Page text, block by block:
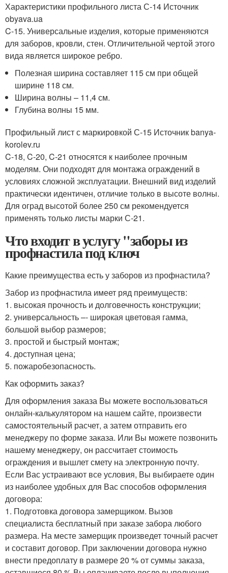
Характеристики профильного листа С-14 Источник
obyava.ua
C-15. Универсальные изделия, которые применяются
для заборов, кровли, стен. Отличительной чертой этого
вида является широкое ребро.
Полезная ширина составляет 115 см при общей
ширине 118 см.
Ширина волны – 11,4 см.
Глубина волны 15 мм.
Профильный лист с маркировкой С-15 Источник banya-
korolev.ru
C-18, C-20, C-21 относятся к наиболее прочным
моделям. Они подходят для монтажа ограждений в
условиях сложной эксплуатации. Внешний вид изделий
практически идентичен, отличие только в высоте волны.
Для оград высотой более 250 см рекомендуется
применять только листы марки С-21.
Что входит в услугу "заборы из
профнастила под ключ
Какие преимущества есть у заборов из профнастила?
Забор из профнастила имеет ряд преимуществ:
1. высокая прочность и долговечность конструкции;
2. универсальность –- широкая цветовая гамма,
большой выбор размеров;
3. простой и быстрый монтаж;
4. доступная цена;
5. пожаробезопасность.
Как оформить заказ?
Для оформления заказа Вы можете воспользоваться
онлайн-калькулятором на нашем сайте, произвести
самостоятельный расчет, а затем отправить его
менеджеру по форме заказа. Или Вы можете позвонить
нашему менеджеру, он рассчитает стоимость
ограждения и вышлет смету на электронную почту.
Если Вас устраивают все условия, Вы выбираете один
из наиболее удобных для Вас способов оформления
договора:
1. Подготовка договора замерщиком. Вызов
специалиста бесплатный при заказе забора любого
размера. На месте замерщик произведет точный расчет
и составит договор. При заключении договора нужно
внести предоплату в размере 20 % от суммы заказа,